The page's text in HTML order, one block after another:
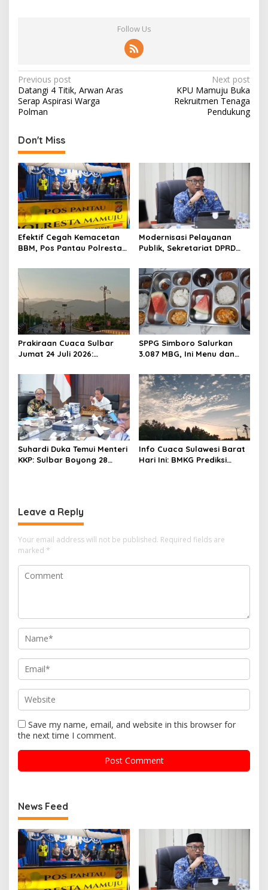
Follow Us
P
o
s
t
n
a
v
i
g
a
t
i
o
n
Previous post
Datangi 4 Titik, Arwan Aras
Serap Aspirasi Warga
Polman
Next post
KPU Mamuju Buka
Rekruitmen Tenaga
Pendukung
Don't Miss
Efektif Cegah Kemacetan
BBM, Pos Pantau Polresta
SPBU Kali Mamuju
Modernisasi Pelayanan
Publik, Sekretariat DPRD
Luncurkan Aplikasi SIPAKDE
Prakiraan Cuaca Sulbar
Jumat 24 Juli 2026:
Daerah Pesisir Cerah
SPPG Simboro Salurkan
3.087 MBG, Ini Menu dan
Suhardi Duka Temui Menteri
KKP: Sulbar Boyong 28
Info Cuaca Sulawesi Barat
Hari Ini: BMKG Prediksi
Leave a Reply
Your email address will not be published. Required fields are
marked *
Save my name, email, and website in this browser for
the next time I comment.
News Feed